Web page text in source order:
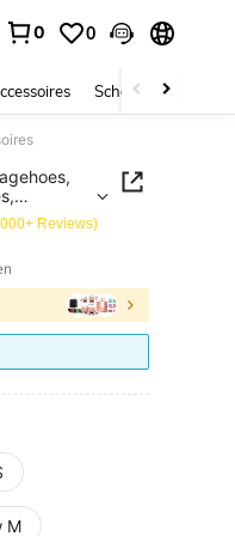
0 0
Schoonheid &
Reviews)
M